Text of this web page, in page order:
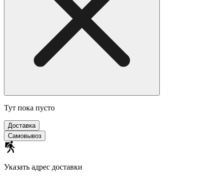
Тут пока пусто
Доставка
Самовывоз
Указать адрес доставки